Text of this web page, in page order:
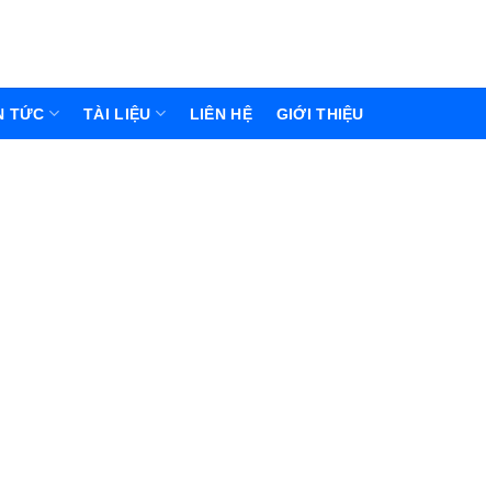
TỨC TÀI LIỆU LIÊN HỆ GIỚI THIỆU